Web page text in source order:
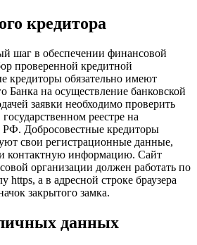
кредитора
шаг в обеспечении финансовой
проверенной кредитной
кредиторы обязательно имеют
Банка на осуществление банковской
заявки необходимо проверить
реестре на
Добросовестные кредиторы
свои регистрационные данные,
контактную информацию. Сайт
организации должен работать по
а в адресной строке браузера
закрытого замка.
данных